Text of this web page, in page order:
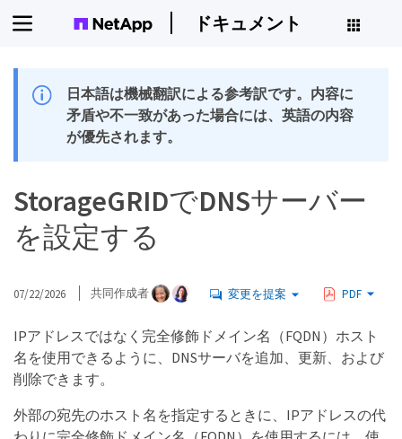
ドキュメント
日本語は機械翻訳による参考訳です。内容に
矛盾や不一致があった場合には、英語の内容
が優先されます。
StorageGRIDでDNSサーバー
を設定する
07/22/2026 共同作成者 変更を提案 PDF
IPアドレスではなく完全修飾ドメイン名（FQDN）ホスト
名を使用できるように、DNSサーバを追加、更新、および
削除できます。
外部の宛先のホスト名を指定するときに、IPアドレスの代